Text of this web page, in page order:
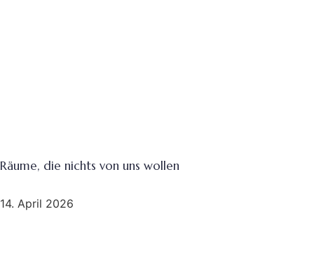
Räume, die nichts von uns wollen
14. April 2026